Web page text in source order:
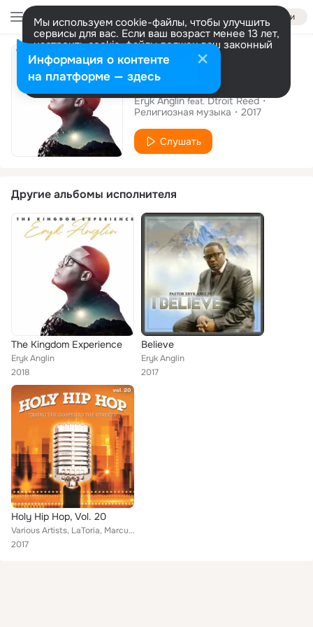
Войти
Мы используем cookie-файлы, чтобы улучшить
сервисы для вас. Если ваш возраст менее 13 лет,
настроить cookie-файлы должен ваш законный
представитель. Больше информации
Разрешить все Настроить
Сингл
Praise Break Open
Eryk Anglin feat. Dtroit Reed
Религиозная музыка
2017
Слушать
Другие альбомы исполнителя
The Kingdom Experience
Eryk Anglin
2018
Believe
Eryk Anglin
2017
Holy Hip Hop, Vol. 20
Various Artists, LaToria, Marcus Anthony, NAK, Tawanna Ross, Ovacee, Minister Blak, Dtroit Reed, S.O.G., Hevn Li Angel feat. 7
2017
Информация о контенте
на платформе — здесь